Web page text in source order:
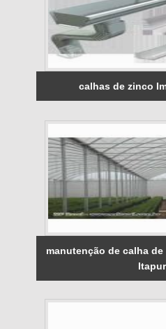
calhas de zinco
manutenção de calha